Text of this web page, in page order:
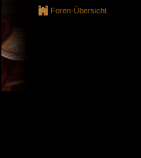
Foren-Übersicht